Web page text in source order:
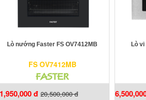
Lò nướng Faster FS OV7412MB
FS OV7412MB
đ 20,500,000 đ
Lò